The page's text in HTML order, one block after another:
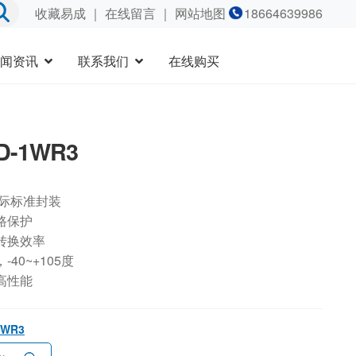
收藏易成｜ 在线留言｜ 网站地图 18664639986
资讯 联系我们 在线购买
1WR3
标准封装
保护
换效率
-40~+105度
性能